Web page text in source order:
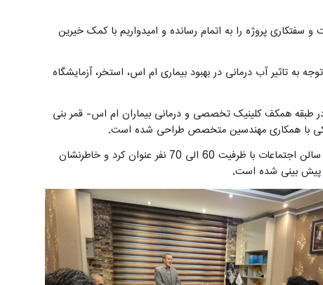
پروژه را به اتمام رسانده و امیدواریم با کمک خیرین
داشته است، گفت: با توجه به تاثیر آب درمانی در بهبود بیماری ام اس، استخر، آزمایشگاه
طبقه همکف کلینیک تخصصی و درمانی بیماران ام اس- قمر بنی
با همکاری مهندسین متخصص طراحی شده است.
وی طبقه دوم این پروژه را مختص برگزاری کلاس های آموزشی به بیمارن، امور اداری و سالن اجتماعات با ظرفیت 60 الی 70 نفر عنوان کرد و خاطرنشان
پیش بینی شده است.